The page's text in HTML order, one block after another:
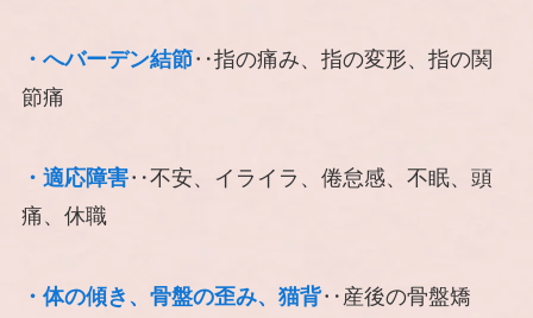
・へバーデン結節‥指の痛み、指の変形、指の関
節痛
・適応障害‥不安、イライラ、倦怠感、不眠、頭
痛、休職
・体の傾き、骨盤の歪み、猫背‥産後の骨盤矯